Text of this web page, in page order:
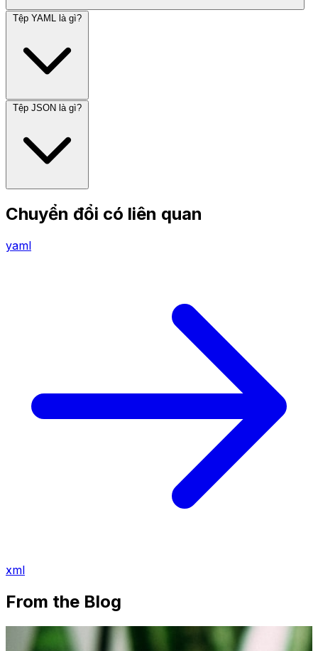
Tệp YAML là gì?
Tệp JSON là gì?
Chuyển đổi có liên quan
yaml
xml
From the Blog